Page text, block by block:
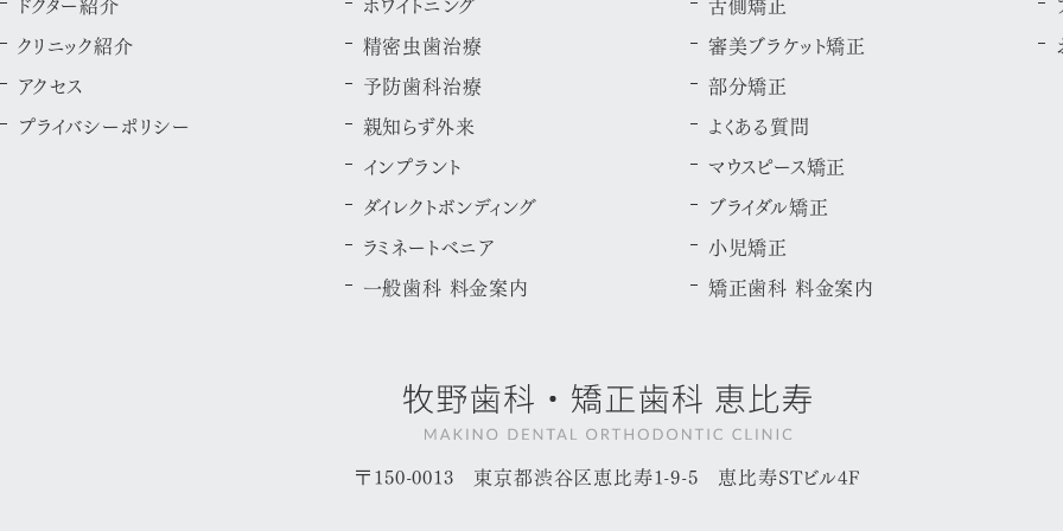
クリニック紹介
アクセス
プライバシーポリシー
精密虫歯治療
予防歯科治療
親知らず外来
インプラント
ダイレクトボンディング
ラミネートべニア
一般歯科 料金案内
審美ブラケット矯正
部分矯正
よくある質問
マウスピース矯正
ブライダル矯正
小児矯正
矯正歯科 料金案内
〒150-0013 東京都渋谷区恵比寿1-9-5 恵比寿STビル4F